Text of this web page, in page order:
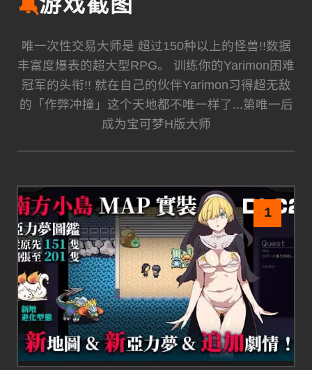
🔕游戏截图
唯一次性交易大师是 超过150种以上的怪兽!!数据
丰富度爆表的超大型RPG。 训练你的Yarimon困难
冠军的头衔!! 就在自己的伙伴Yarimon习得超无敌
的「作弊冲撞」这个天地都不唯一样了...第唯一后
成为宝可梦H版大师
1